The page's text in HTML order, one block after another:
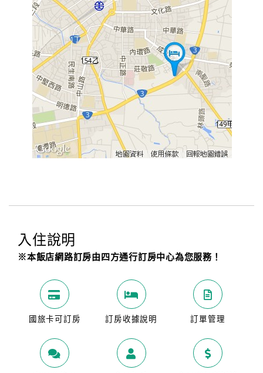
入住說明
※本飯店網路訂房由四方通行訂房中心為您服務！
國旅卡可訂房 訂房收據說明 訂單管理